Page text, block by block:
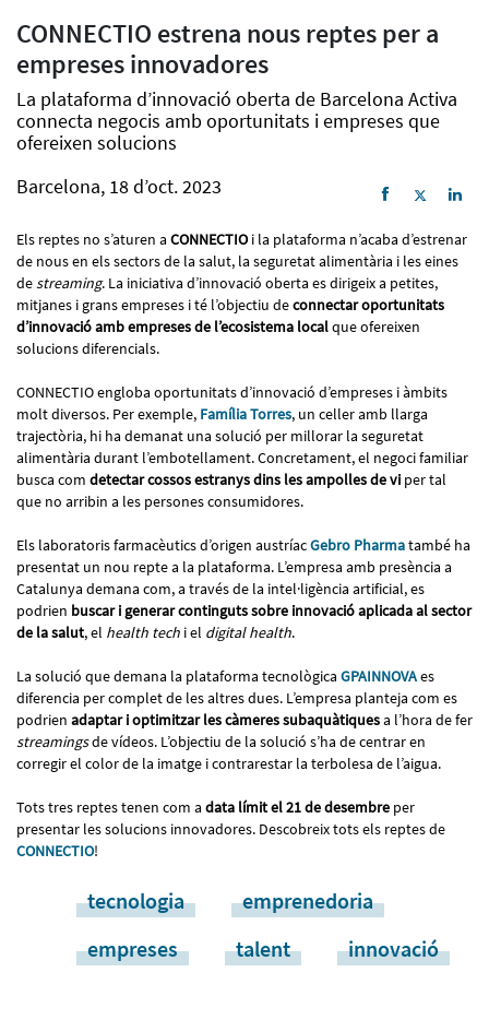
CONNECTIO estrena nous reptes per a
empreses innovadores
La plataforma d’innovació oberta de Barcelona Activa
connecta negocis amb oportunitats i empreses que
ofereixen solucions
Barcelona, 18 d’oct. 2023
Els reptes no s’aturen a CONNECTIO i la plataforma n’acaba d’estrenar
de nous en els sectors de la salut, la seguretat alimentària i les eines
de streaming. La iniciativa d’innovació oberta es dirigeix a petites,
mitjanes i grans empreses i té l’objectiu deconnectar oportunitats
d’innovació amb empreses de l’ecosistema localque ofereixen
solucions diferencials.
CONNECTIO engloba oportunitats d’innovació d’empreses i àmbits
molt diversos. Per exemple, Família Torres, un celler amb llarga
trajectòria, hi ha demanat una solució per millorar la seguretat
alimentària durant l’embotellament. Concretament, el negoci familiar
busca com detectar cossos estranys dins les ampolles de vi per tal
que no arribin a les persones consumidores.
Els laboratoris farmacèutics d’origen austríacGebro Pharmatambé ha
presentat un nou repte a la plataforma. L’empresa amb presència a
Catalunya demana com, a través de la intel·ligència artificial, es
podrien buscar i generar continguts sobre innovació aplicada al sector
de la salut, el health tech i el digital health.
La solució que demana la plataforma tecnològica GPAINNOVAes
diferencia per complet de les altres dues. L’empresa planteja com es
podrien adaptar i optimitzar les càmeres subaquàtiquesa l’hora de fer
streamingsde vídeos. L’objectiu de la solució s’ha de centrar en
corregir el color de la imatge i contrarestar la terbolesa de l’aigua.
Tots tres reptes tenen com a data límit el 21 de desembre per
presentar les solucions innovadores. Descobreix tots els reptes de
CONNECTIO!
tecnologia
emprenedoria
empreses
talent innovació